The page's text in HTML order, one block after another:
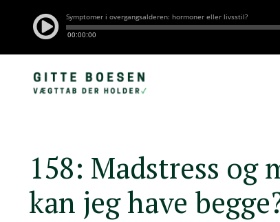
158: Madstress og
kan jeg have